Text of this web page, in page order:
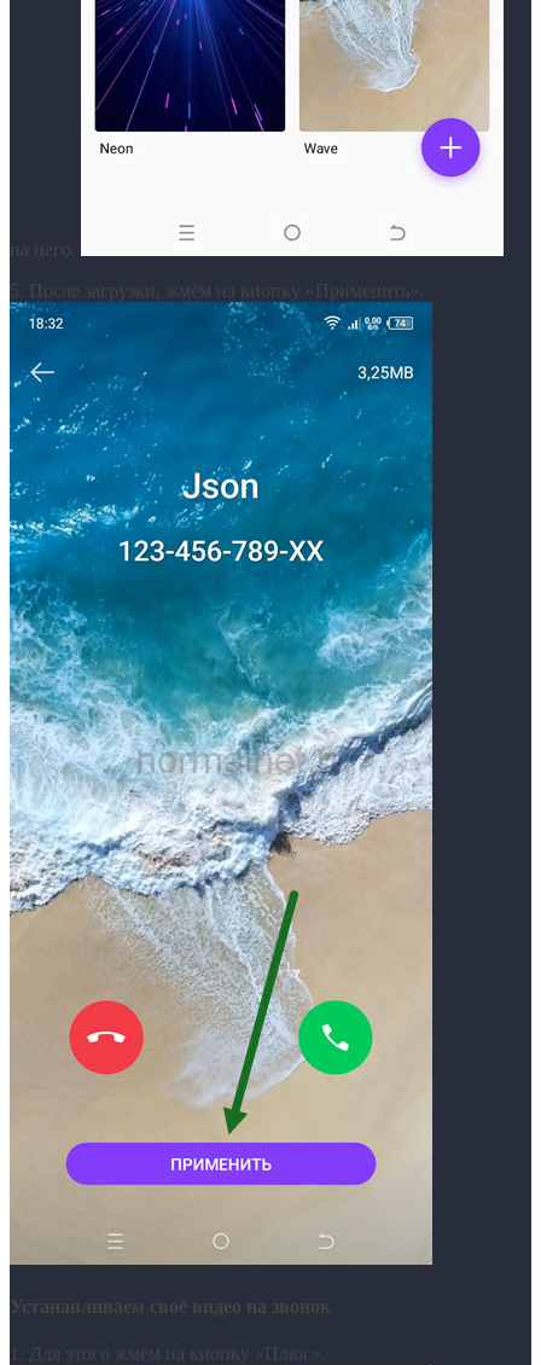
на него.
5. После загрузки, жмём на кнопку «Применить».
Устанавливаем своё видео на звонок
1. Для этого жмём на кнопку «Плюс».